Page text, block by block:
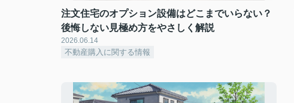
注文住宅のオプション設備はどこまでいらない？
後悔しない見極め方をやさしく解説
2026.06.14
不動産購入に関する情報